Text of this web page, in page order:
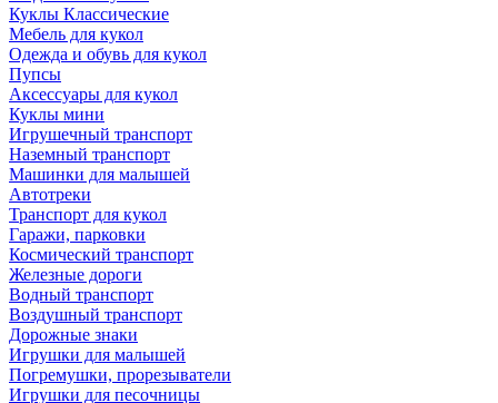
Куклы Классические
Мебель для кукол
Одежда и обувь для кукол
Пупсы
Аксессуары для кукол
Куклы мини
Игрушечный транспорт
Наземный транспорт
Машинки для малышей
Автотреки
Транспорт для кукол
Гаражи, парковки
Космический транспорт
Железные дороги
Водный транспорт
Воздушный транспорт
Дорожные знаки
Игрушки для малышей
Погремушки, прорезыватели
Игрушки для песочницы